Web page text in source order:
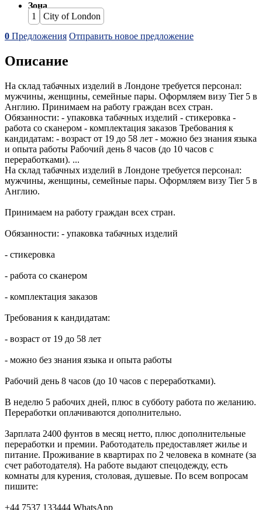
Зона
1
City of London
0 Предложения Отправить новое предложение
Описание
На склад табачных изделий в Лондоне требуется персонал:
мужчины, женщины, семейные пары. Оформляем визу Tier 5 в
Англию. Принимаем на работу граждан всех стран.
Обязанности: - упаковка табачных изделий - стикеровка -
работа со сканером - комплектация заказов Требования к
кандидатам: - возраст от 19 до 58 лет - можно без знания языка
и опыта работы Рабочий день 8 часов (до 10 часов с
переработками). ...
На склад табачных изделий в Лондоне требуется персонал:
мужчины, женщины, семейные пары. Оформляем визу Tier 5 в
Англию.
Принимаем на работу граждан всех стран.
Обязанности: - упаковка табачных изделий
- стикеровка
- работа со сканером
- комплектация заказов
Требования к кандидатам:
- возраст от 19 до 58 лет
- можно без знания языка и опыта работы
Рабочий день 8 часов (до 10 часов с переработками).
В неделю 5 рабочих дней, плюс в субботу работа по желанию.
Переработки оплачиваются дополнительно.
Зарплата 2400 фунтов в месяц нетто, плюс дополнительные
переработки и премии. Работодатель предоставляет жилье и
питание. Проживание в квартирах по 2 человека в комнате (за
счет работодателя). На работе выдают спецодежду, есть
комнаты для курения, столовая, душевые. По всем вопросам
пишите:
+44 7537 133444 WhatsApp